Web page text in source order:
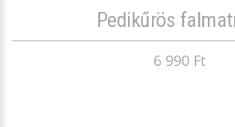
Pedikűrös
6 990 Ft